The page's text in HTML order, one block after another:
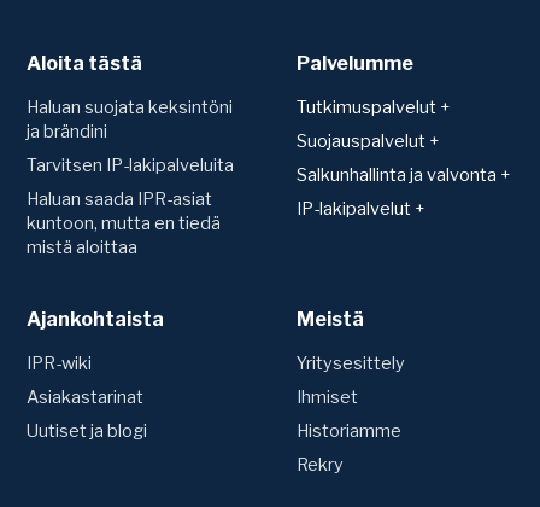
Aloita tästä
Haluan suojata keksintöni
ja brändini
Tarvitsen IP-lakipalveluita
Haluan saada IPR-asiat
kuntoon, mutta en tiedä
mistä aloittaa
Palvelumme
Tutkimuspalvelut +
Patentit
Teknologiakartoitus
(FTO)
Tavaramerkit
Suojauspalvelut +
Suojan hakeminen ja
Mallisuoja
Tavaramerkki
Salkunhallinta ja valvonta +
Salkunhallinta
IPR-vakuutus
Vuosimaksut ja uudistukset
Valvonta
Patenttirekisterien valvonta
Kilpailijaseuranta
IP-lakipalvelut +
Domain-riitaprosessi (UDRP)
Oikeudenkäynnit
Väite- ja
Ajankohtaista
IPR-wiki
Asiakastarinat
Uutiset ja blogi
Meistä
Yritysesittely
Ihmiset
Historiamme
Rekry